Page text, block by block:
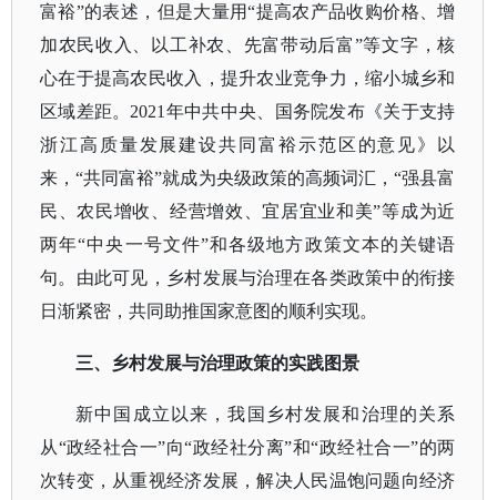
富裕”的表述，但是大量用“提高农产品收购价格、增
加农民收入、以工补农、先富带动后富”等文字，核
心在于提高农民收入，提升农业竞争力，缩小城乡和
区域差距。2021年中共中央、国务院发布《关于支持
浙江高质量发展建设共同富裕示范区的意见》以
来，“共同富裕”就成为央级政策的高频词汇，“强县富
民、农民增收、经营增效、宜居宜业和美”等成为近
两年“中央一号文件”和各级地方政策文本的关键语
句。由此可见，乡村发展与治理在各类政策中的衔接
日渐紧密，共同助推国家意图的顺利实现。
三、乡村发展与治理政策的实践图景
新中国成立以来，我国乡村发展和治理的关系
从“政经社合一”向“政经社分离”和“政经社合一”的两
次转变，从重视经济发展，解决人民温饱问题向经济